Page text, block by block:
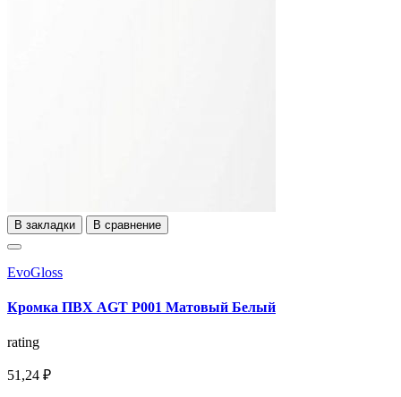
В закладки В сравнение
EvoGloss
Кромка ПВХ AGT P001 Матовый Белый
rating
51,24 ₽